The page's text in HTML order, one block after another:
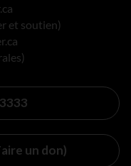
et soutien)
un don)